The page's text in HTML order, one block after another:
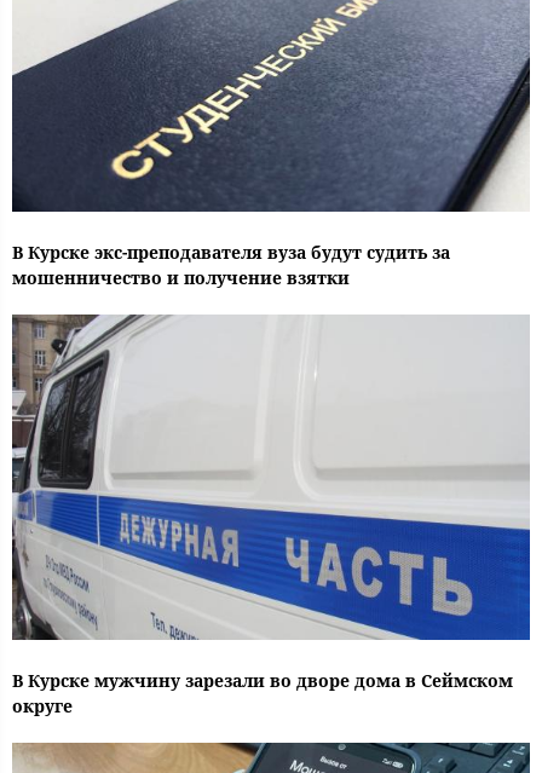
В Курске экс-преподавателя вуза будут судить за
мошенничество и получение взятки
В Курске мужчину зарезали во дворе дома в Сеймском
округе